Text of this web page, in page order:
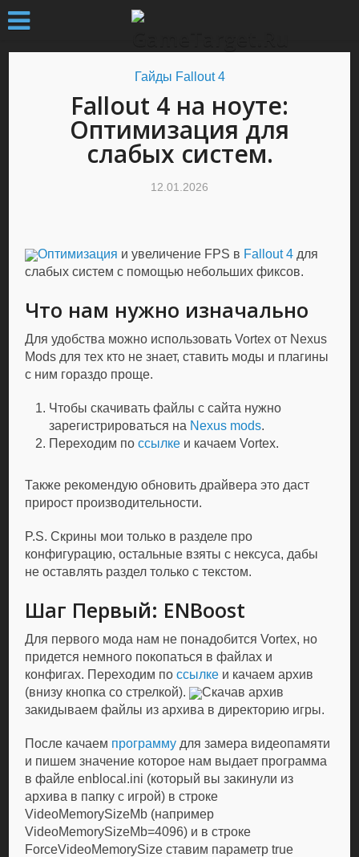
Гайды Fallout 4
Fallout 4 на ноуте:
Оптимизация для
слабых систем.
12.01.2026
Оптимизация и увеличение FPS в Fallout 4 для
слабых систем с помощью небольших фиксов.
Что нам нужно изначально
Для удобства можно использовать Vortex от Nexus
Mods для тех кто не знает, ставить моды и плагины
с ним гораздо проще.
Чтобы скачивать файлы с сайта нужно
зарегистрироваться на Nexus mods.
Переходим поссылке и качаем Vortex.
Также рекомендую обновить драйвера это даст
прирост производительности.
P.S. Скрины мои только в разделе про
конфигурацию, остальные взяты с нексуса, дабы
не оставлять раздел только с текстом.
Шаг Первый: ENBoost
Для первого мода нам не понадобится Vortex, но
придется немного покопаться в файлах и
конфигах. Переходим поссылке и качаем архив
(внизу кнопка со стрелкой).
Скачав архив
закидываем файлы из архива в директорию игры.
После качаем программу для замера видеопамяти
и пишем значение которое нам выдает программа
в файле enblocal.ini (который вы закинули из
архива в папку с игрой) в строке
VideoMemorySizeMb (например
VideoMemorySizeMb=4096) и в строке
ForceVideoMemorySize ставим параметр true